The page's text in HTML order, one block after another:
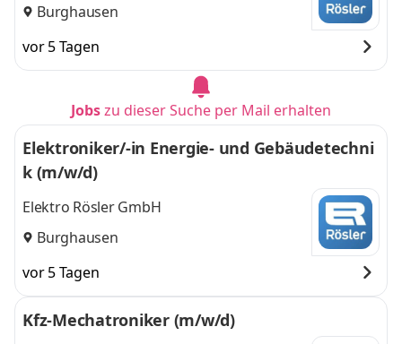
Burghausen
vor 5 Tagen
Jobszu dieser Suche per Mail erhalten
Elektroniker/-in Energie- und Gebäudetechni
k (m/w/d)
Elektro Rösler GmbH
Burghausen
vor 5 Tagen
Kfz-Mechatroniker (m/w/d)